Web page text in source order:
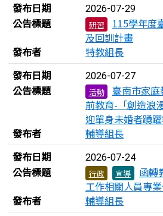
發布日期
2026-07-29
公告標題 研習
115學年度
及回訓計畫
發布者
特教組長
發布日期
2026-07-27
公告標題 活動
臺南市家
前教育-「創造浪
迎單身未婚者踴
發布者
輔導組長
發布日期
2026-07-24
公告標題 行政 宣導
函轉
工作相關人員專業
發布者
輔導組長